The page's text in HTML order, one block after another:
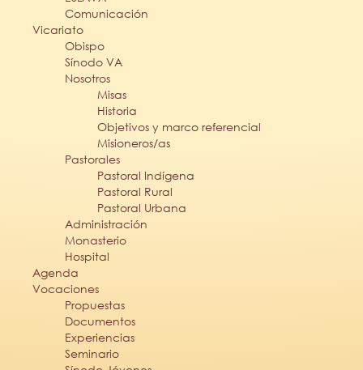
Comunicación
Vicariato
Obispo
Sínodo VA
Nosotros
Misas
Historia
Objetivos y marco referencial
Misioneros/as
Pastorales
Pastoral Indígena
Pastoral Rural
Pastoral Urbana
Administración
Monasterio
Hospital
Agenda
Vocaciones
Propuestas
Documentos
Experiencias
Seminario